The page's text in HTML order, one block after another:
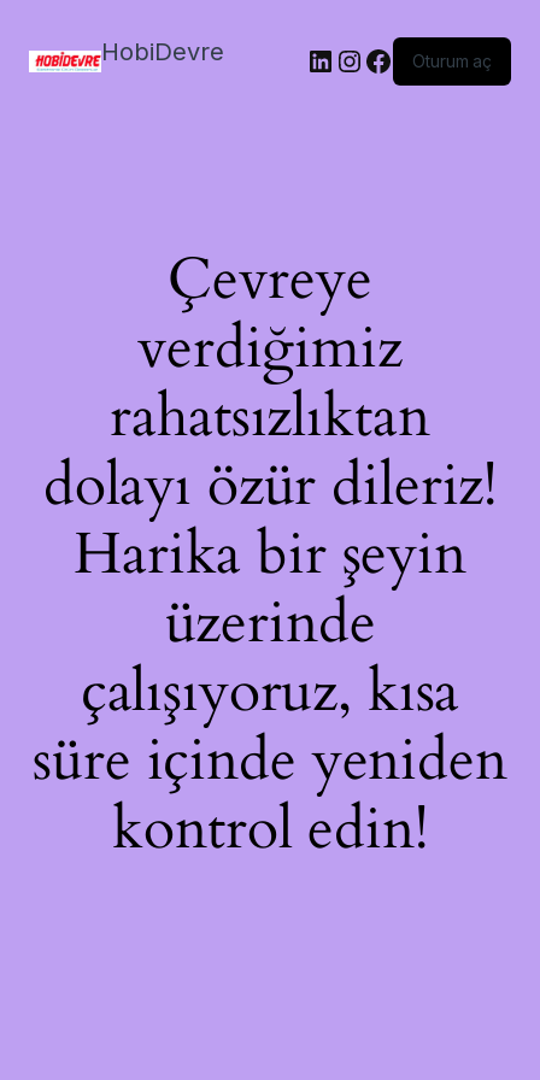
HobiDevre LinkedIn
Instagram
Facebook
Oturum aç
Çevreye
verdiğimiz
rahatsızlıktan
dolayı özür dileriz!
Harika bir şeyin
üzerinde
çalışıyoruz, kısa
süre içinde yeniden
kontrol edin!